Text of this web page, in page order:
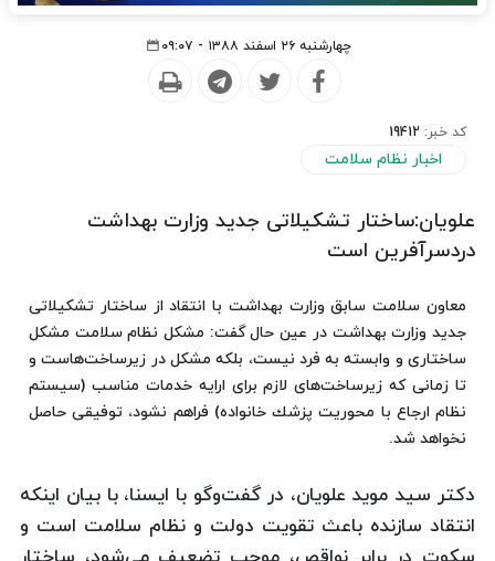
چهارشنبه ۲۶ اسفند ۱۳۸۸ - ۰۹:۰۷
کد خبر: 19412
اخبار نظام سلامت
علویان:ساختار تشكیلاتی جدید وزارت بهداشت
دردسرآفرین است
معاون سلامت سابق وزارت بهداشت با انتقاد از ساختار تشكیلاتی
جدید وزارت بهداشت در عین حال گفت: مشكل نظام سلامت مشكل
ساختاری و وابسته به فرد نیست، بلكه مشكل در زیرساخت‌هاست و
تا زمانی كه زیرساخت‌های لازم برای ارایه خدمات مناسب (سیستم
نظام ارجاع با محوریت پزشك خانواده) فراهم نشود، توفیقی حاصل
نخواهد شد.
دكتر سید موید علویان، در گفت‌وگو با ایسنا، با بیان اینكه
انتقاد سازنده باعث تقویت دولت و نظام سلامت است و